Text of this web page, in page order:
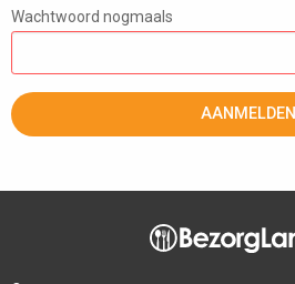
Wachtwoord nogmaals
AANMELDEN